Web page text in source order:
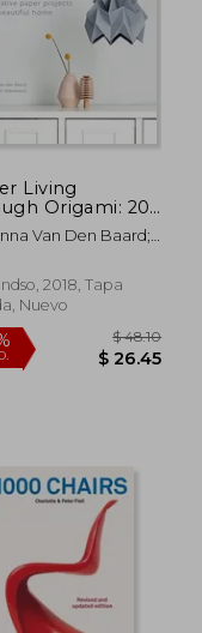
45%
dcto. $
Living
Origami: 20
Paper
for a
Van Den Baard;
2018, Tapa
Nuevo